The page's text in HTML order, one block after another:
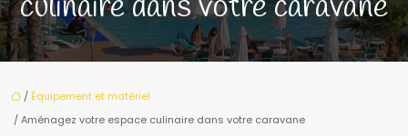
/ Équipement et matériel
/ Aménagez votre espace culinaire dans votre caravane